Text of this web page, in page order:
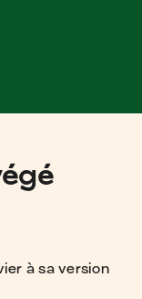
à sa version